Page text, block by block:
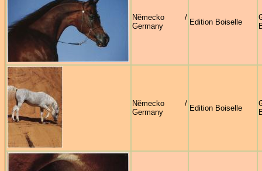
Německo /
Germany
Edition Boiselle
Německo /
Germany
Edition Boiselle